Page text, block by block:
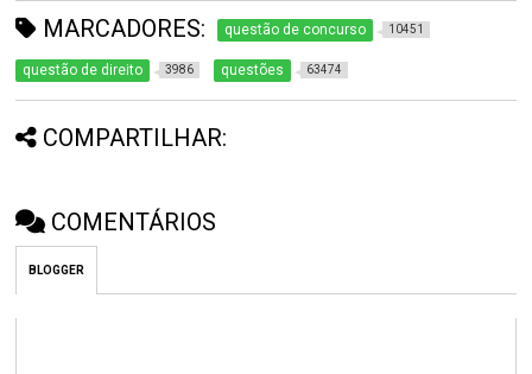
MARCADORES: questão de concurso 10451
questão de direito 3986 questões 63474
COMPARTILHAR:
COMENTÁRIOS
BLOGGER